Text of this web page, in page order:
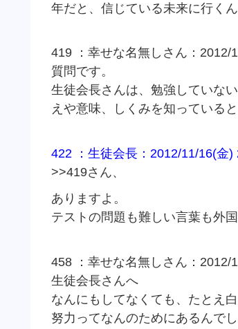
年だと、信じている未来に行くん
419 ：幸せな名無しさん：2012/
質問です。
生徒会長さんは、勉強していな
えや意味、しくみを知っている
422 ：生徒会長：2012/11/16(金
>>419さん、
ありますよ。
テストの問題も難しい言葉も外
458 ：幸せな名無しさん：2012/
生徒会長さんへ
なんにもしてなくても、たとえ
努力ってなんのためにあるんで